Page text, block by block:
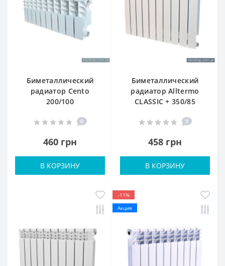
Биметаллический
радиатор Cento
200/100
0
460 грн
В КОРЗИНУ
Биметаллический
радиатор Alltermo
CLASSIC + 350/85
0
458 грн
В КОРЗИНУ
-11%
Акция